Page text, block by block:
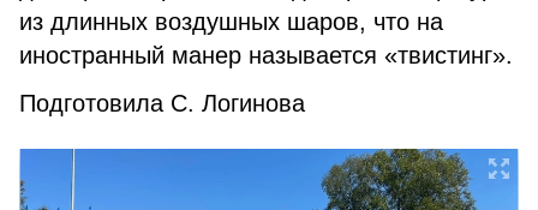
из длинных воздушных шаров, что на
иностранный манер называется «твистинг».
Подготовила С. Логинова